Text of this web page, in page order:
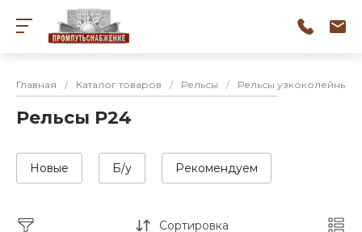
Главная / Каталог товаров / Рельсы / Рельсы узкоколейные
Рельсы Р24
Новые Б/у Рекомендуем
Сортировка